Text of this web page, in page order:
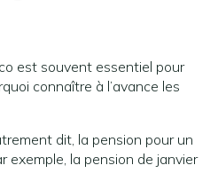
est souvent essentiel pour
connaître à l’avance les
dit, la pension pour un
exemple, la pension de janvier